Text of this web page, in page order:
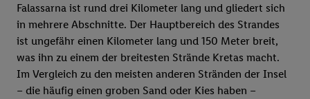
Falassarna ist rund drei Kilometer lang und gliedert sich
in mehrere Abschnitte. Der Hauptbereich des Strandes
ist ungefähr einen Kilometer lang und 150 Meter breit,
was ihn zu einem der breitesten Strände Kretas macht.
Im Vergleich zu den meisten anderen Stränden der Insel
– die häufig einen groben Sand oder Kies haben –